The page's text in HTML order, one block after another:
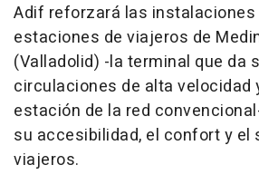
Adif reforzará las instalaciones
estaciones de viajeros de
(Valladolid) -la terminal que da
circulaciones de alta velocidad
estación de la red
su accesibilidad, el confort y el
viajeros.